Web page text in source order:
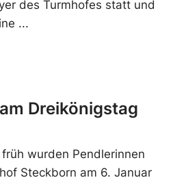
des Turmhofes statt und
Dreikönigstag
wurden Pendlerinnen
Steckborn am 6. Januar